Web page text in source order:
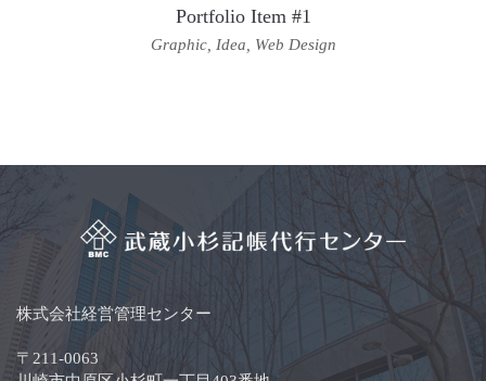
Portfolio Item #1
Graphic, Idea Web Design
株式会社経営管理センター
〒211-0063